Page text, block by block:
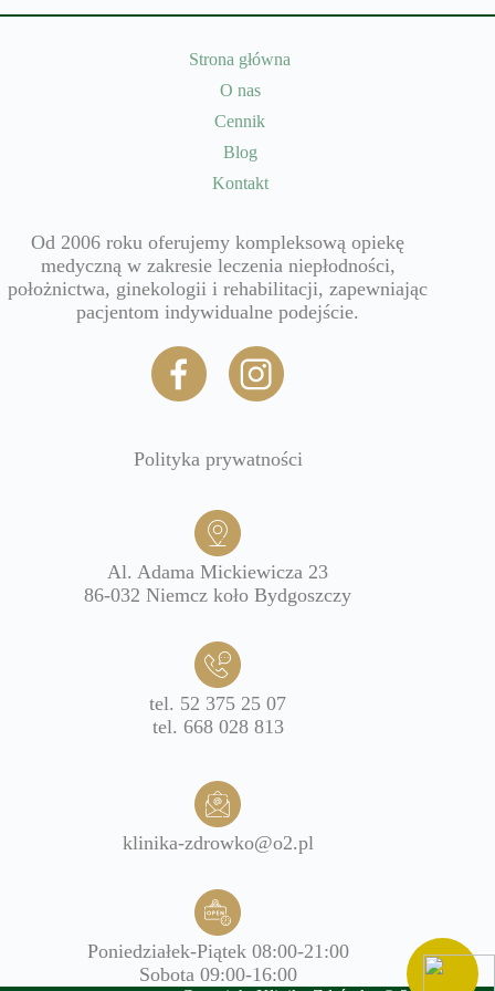
Strona główna
O nas
Cennik
Blog
Kontakt
Od 2006 roku oferujemy kompleksową opiekę
medyczną w zakresie leczenia niepłodności,
położnictwa, ginekologii i rehabilitacji, zapewniając
pacjentom indywidualne podejście.
Polityka prywatności
Al. Adama Mickiewicza 23
86-032 Niemcz koło Bydgoszczy
tel. 52 375 25 07
tel. 668 028 813
klinika-zdrowko@o2.pl
Poniedziałek-Piątek 08:00-21:00
Sobota 09:00-16:00